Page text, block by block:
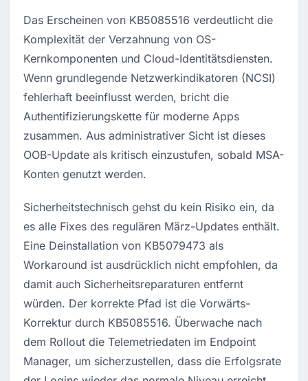
Das Erscheinen von KB5085516 verdeutlicht die
Komplexität der Verzahnung von OS-
Kernkomponenten und Cloud-Identitätsdiensten.
Wenn grundlegende Netzwerkindikatoren (NCSI)
fehlerhaft beeinflusst werden, bricht die
Authentifizierungskette für moderne Apps
zusammen. Aus administrativer Sicht ist dieses
OOB-Update als kritisch einzustufen, sobald MSA-
Konten genutzt werden.
Sicherheitstechnisch gehst du kein Risiko ein, da
es alle Fixes des regulären März-Updates enthält.
Eine Deinstallation von KB5079473 als
Workaround ist ausdrücklich nicht empfohlen, da
damit auch Sicherheitsreparaturen entfernt
würden. Der korrekte Pfad ist die Vorwärts-
Korrektur durch KB5085516. Überwache nach
dem Rollout die Telemetriedaten im Endpoint
Manager, um sicherzustellen, dass die Erfolgsrate